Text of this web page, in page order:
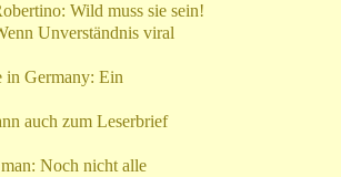
Wild muss sie sein!
Unverständnis viral
in Germany: Ein
auch zum Leserbrief
Noch nicht alle